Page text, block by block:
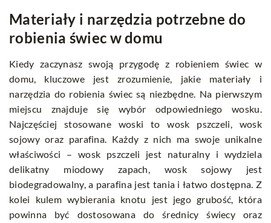
Materiały i narzędzia potrzebne do
robienia świec w domu
Kiedy zaczynasz swoją przygodę z robieniem świec w
domu, kluczowe jest zrozumienie, jakie materiały i
narzędzia do robienia świec są niezbędne. Na pierwszym
miejscu znajduje się wybór odpowiedniego wosku.
Najczęściej stosowane woski to wosk pszczeli, wosk
sojowy oraz parafina. Każdy z nich ma swoje unikalne
właściwości – wosk pszczeli jest naturalny i wydziela
delikatny miodowy zapach, wosk sojowy jest
biodegradowalny, a parafina jest tania i łatwo dostępna. Z
kolei kulem wybierania knotu jest jego grubość, która
powinna być dostosowana do średnicy świecy oraz